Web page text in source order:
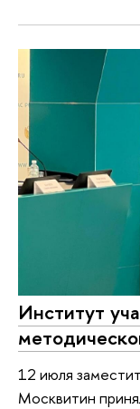
Институт
12 июля
Москвитин